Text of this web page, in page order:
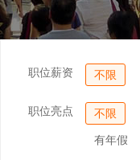
职位薪资 不限
职位亮点 不限
有年假